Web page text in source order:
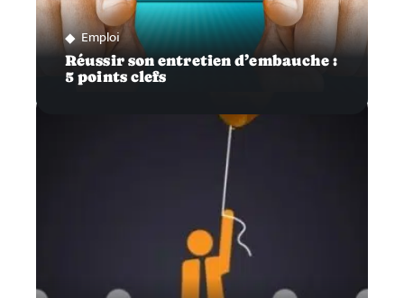
Emploi
Réussir son entretien d’embauche :
5 points clefs